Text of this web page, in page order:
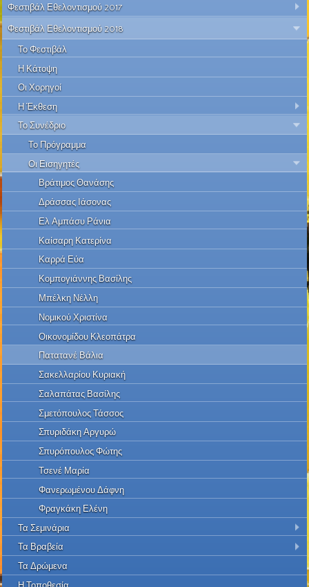
Φεστιβάλ Εθελοντισμού 2017
Φεστιβάλ Εθελοντισμού 2018
Το Φεστιβάλ
Η Κάτοψη
Οι Χορηγοί
Η Έκθεση
Το Συνέδριο
Το Πρόγραμμα
Οι Εισηγητές
Βράτιμος Θανάσης
Δράσσας Ιάσονας
Ελ Αμπάσυ Ράνια
Καίσαρη Κατερίνα
Καρρά Εύα
Κομπογιάννης Βασίλης
Μπέλκη Νέλλη
Νομικού Χριστίνα
Οικονομίδου Κλεοπάτρα
Πατατανέ Βάλια
Σακελλαρίου Κυριακή
Σαλαπάτας Βασίλης
Σμετόπουλος Τάσσος
Σπυριδάκη Αργυρώ
Σπυρόπουλος Φώτης
Τσενέ Μαρία
Φανερωμένου Δάφνη
Φραγκάκη Ελένη
Τα Σεμινάρια
Τα Βραβεία
Τα Δρώμενα